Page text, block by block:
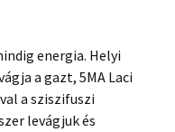
energia. Helyi
a gazt, 5MA Laci
a sziszifuszi
levágjuk és